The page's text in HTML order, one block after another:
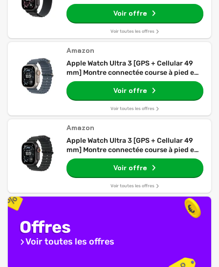
multisport avec boîtier titane Noir et
Boucle Alpine noir. Communications
satellite, suivi santé et activité
Voir offre
Voir toutes les offres
Amazon
Apple Watch Ultra 3 [GPS + Cellular 49
mm] Montre connectée course à pied et
multisport avec boîtier titane Naturel et
Bracelet Ocean Bleu maritime.
Communications satellite, suivi santé et
Voir offre
Voir toutes les offres
Amazon
Apple Watch Ultra 3 [GPS + Cellular 49
mm] Montre connectée course à pied et
multisport avec boîtier titane Noir et
Bracelet Ocean Noir. Communications
satellite, suivi santé et activité
Voir offre
Voir toutes les offres
Offres
Voir toutes les offres